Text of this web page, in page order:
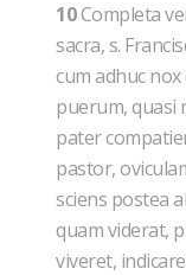
10Completa
sacra, s.
cum adhuc
puerum, quasi
pater
pastor,
sciens postea
quam viderat,
viveret,